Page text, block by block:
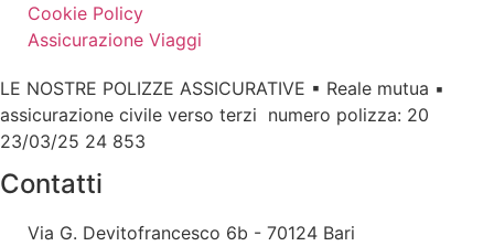
Contatti
Via G. Devitofrancesco 6b - 70124 Bari
Cookie Policy
Assicurazione Viaggi
LE NOSTRE POLIZZE ASSICURATIVE ▪ Reale mutua ▪
assicurazione civile verso terzi numero polizza: 20
23/03/25 24 853